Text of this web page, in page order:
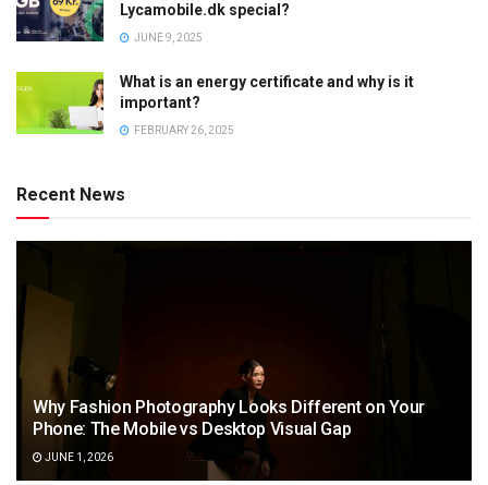
Lycamobile.dk special?
JUNE 9, 2025
What is an energy certificate and why is it
important?
FEBRUARY 26, 2025
Recent News
Why Fashion Photography Looks Different on Your
Phone: The Mobile vs Desktop Visual Gap
JUNE 1, 2026